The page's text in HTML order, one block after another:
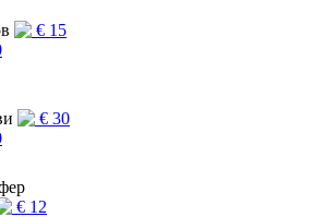
€ 15
€ 30
€ 12